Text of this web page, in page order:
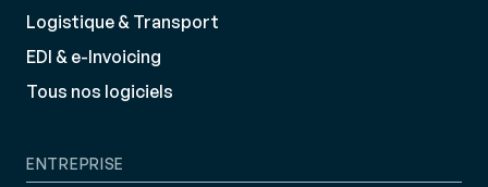
Logistique & Transport
EDI & e-Invoicing
Tous nos logiciels
ENTREPRISE